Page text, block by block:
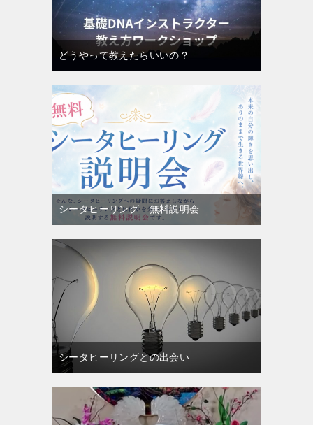
どうやって教えたらいいの？
シータヒーリング 無料説明会
シータヒーリングとの出会い